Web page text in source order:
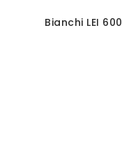
Bianchi LEI 600